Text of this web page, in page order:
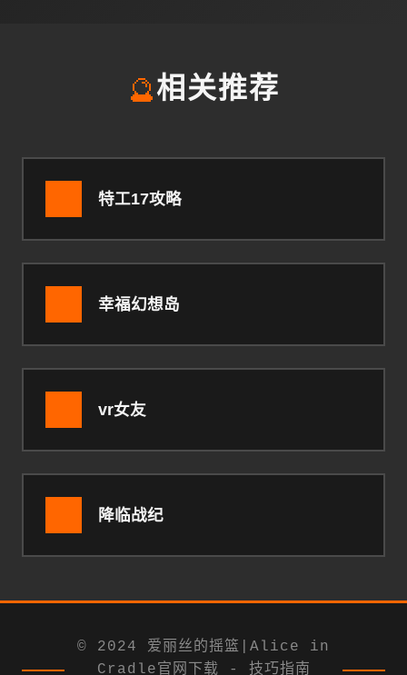
🔮相关推荐
特工17攻略
幸福幻想岛
vr女友
降临战纪
© 2024 爱丽丝的摇篮|Alice in
Cradle官网下载 - 技巧指南